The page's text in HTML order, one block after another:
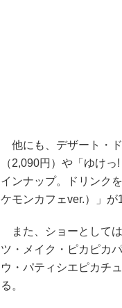
他にも、デザート・ド
（2,090円）や「ゆけ
インナップ。ドリンク
ケモンカフェver.）」が
また、ショーとして
ツ・メイク・ピカピカ
ウ・パティシエピカチ
る。